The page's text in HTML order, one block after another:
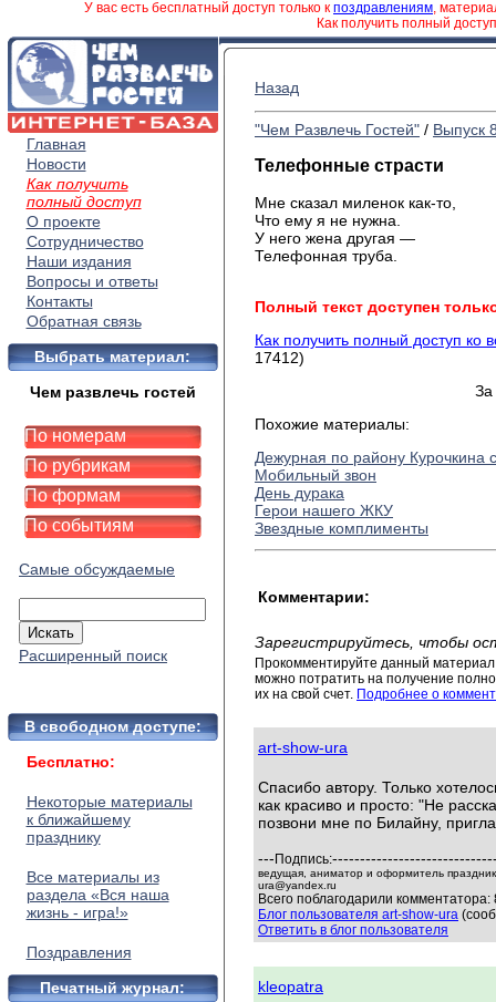
У вас есть бесплатный доступ только к поздравлениям,
Как получить полный
Главная
Новости
Как получить
полный доступ
О проекте
Сотрудничество
Наши издания
Вопросы и ответы
Контакты
Обратная связь
Выбрать материал:
Чем развлечь гостей
По номерам
По рубрикам
По формам
По событиям
Самые обсуждаемые
Расширенный поиск
В свободном доступе:
Бесплатно:
Некоторые материалы
к ближайшему
празднику
Все материалы из
раздела «Вся наша
жизнь - игра!»
Поздравления
Печатный журнал:
Назад
"Чем Развлечь Гостей" / Выпуск
Телефонные страсти
Мне сказал миленок как-то,
Что ему я не нужна.
У него жена другая —
Телефонная труба.
Полный текст доступен
Как получить полный доступ ко
17412)
За
Похожие материалы:
Дежурная по району Курочкина
Мобильный звон
День дурака
Герои нашего ЖКУ
Звездные комплименты
Комментарии:
Зарегистрируйтесь, чтобы
Прокомментируйте данный
можно потратить на получение
их на свой счет. Подробнее о
art-show-ura
Спасибо автору. Только
как красиво и просто: "Не
позвони мне по Билайну,
--- Подпись:
ведущая, аниматор и оформитель
ura@yandex.ru
Всего поблагодарили
Блог пользователя art-show-ura
Ответить в блог пользователя
kleopatra